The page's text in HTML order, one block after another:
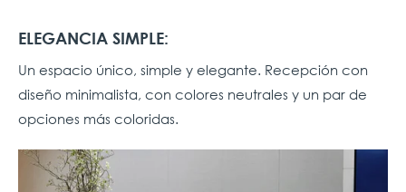
ELEGANCIA SIMPLE:
Un espacio único, simple y elegante. Recepción con
diseño minimalista, con colores neutrales y un par de
opciones más coloridas.